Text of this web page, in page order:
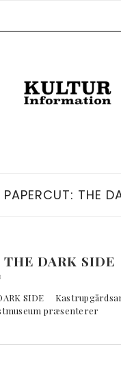
PAPERCUT: THE
DARK SIDE
SIDE